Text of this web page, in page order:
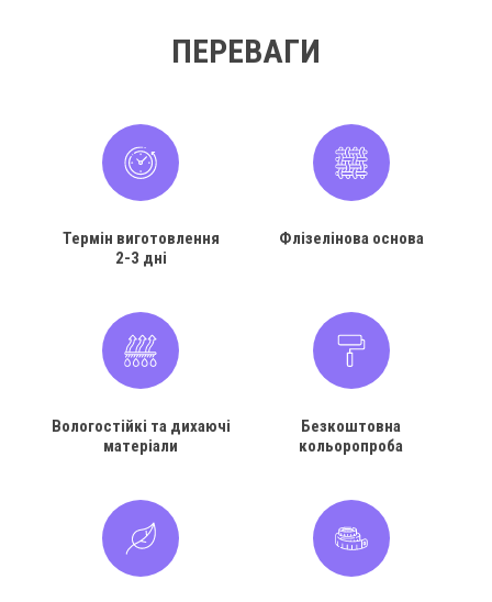
ПЕРЕВАГИ
Термін виготовлення
2-3 дні
Флізелінова основа
Вологостійкі та дихаючі
матеріали
Безкоштовна
кольоропроба